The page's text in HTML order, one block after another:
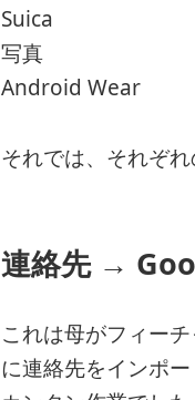
Suica
写真
Android Wear
それでは、それぞ
連絡先 →
これは母がフィー
に連絡先をインポ